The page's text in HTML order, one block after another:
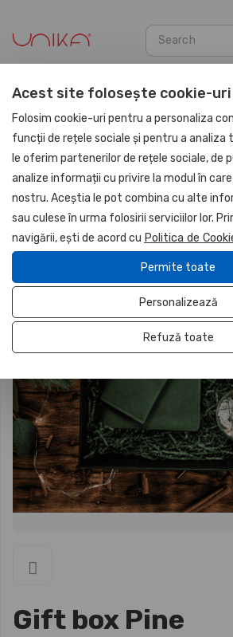
Home Corporate gift sets PU
NOU
UNIKA
Gift box Pine
Acest site folosește cookie-uri
Folosim cookie-uri pentru a personaliza
funcții de rețele sociale și pentru a analiza
le oferim partenerilor de rețele sociale, de
analize informații cu privire la modul în
nostru. Aceștia le pot combina cu alte
sau culese în urma folosirii serviciilor lor.
navigării, ești de acord cu Politica de
Permite toate
Personalizează
Refuză toate